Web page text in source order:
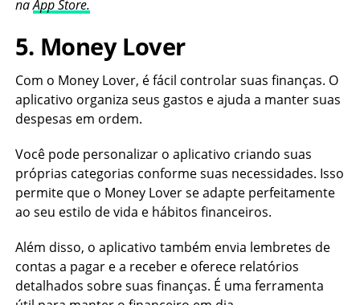
naApp Store.
5. Money Lover
Com o Money Lover, é fácil controlar suas finanças. O
aplicativo organiza seus gastos e ajuda a manter suas
despesas em ordem.
Você pode personalizar o aplicativo criando suas
próprias categorias conforme suas necessidades. Isso
permite que o Money Lover se adapte perfeitamente
ao seu estilo de vida e hábitos financeiros.
Além disso, o aplicativo também envia lembretes de
contas a pagar e a receber e oferece relatórios
detalhados sobre suas finanças. É uma ferramenta